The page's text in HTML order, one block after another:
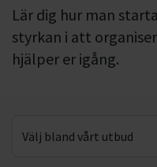
Lär dig hur man
styrkan i att
hjälper er igång.
Välj bland vårt utbud